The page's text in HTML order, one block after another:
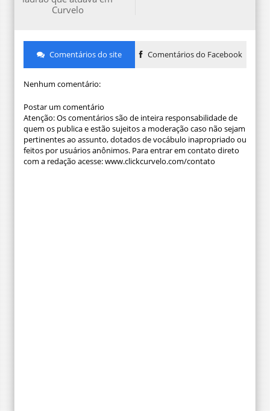
Curvelo
Comentários do site Comentários do Facebook
Nenhum comentário:
Postar um comentário
Atenção: Os comentários são de inteira responsabilidade de
quem os publica e estão sujeitos a moderação caso não sejam
pertinentes ao assunto, dotados de vocábulo inapropriado ou
feitos por usuários anônimos. Para entrar em contato direto
com a redação acesse: www.clickcurvelo.com/contato